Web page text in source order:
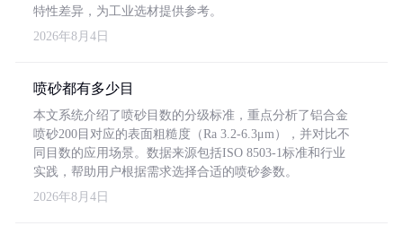
特性差异，为工业选材提供参考。
2026年8月4日
喷砂都有多少目
本文系统介绍了喷砂目数的分级标准，重点分析了铝合金
喷砂200目对应的表面粗糙度（Ra 3.2-6.3μm），并对比不
同目数的应用场景。数据来源包括ISO 8503-1标准和行业
实践，帮助用户根据需求选择合适的喷砂参数。
2026年8月4日